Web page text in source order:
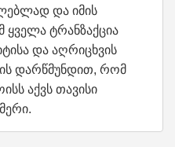
და იმის
ტრანზაქცია
და აღრიცხვის
დარწმუნდით, რომ
აქვს თავისი